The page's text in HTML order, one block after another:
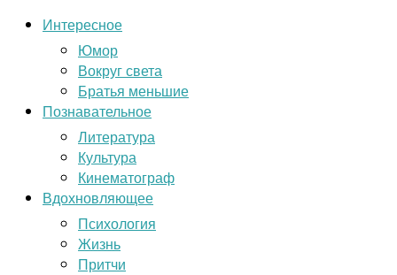
Интересное
Юмор
Вокруг света
Братья меньшие
Познавательное
Литература
Культура
Кинематограф
Вдохновляющее
Психология
Жизнь
Притчи